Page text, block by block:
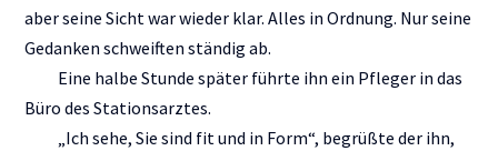
aber seine Sicht war wieder klar. Alles in Ordnung. Nur seine
Gedanken schweiften ständig ab.
Eine halbe Stunde später führte ihn ein Pfleger in das
Büro des Stationsarztes.
„Ich sehe, Sie sind fit und in Form“, begrüßte der ihn,